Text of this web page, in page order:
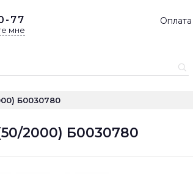
77
мне
Оплата
Б0030780
2000) Б0030780